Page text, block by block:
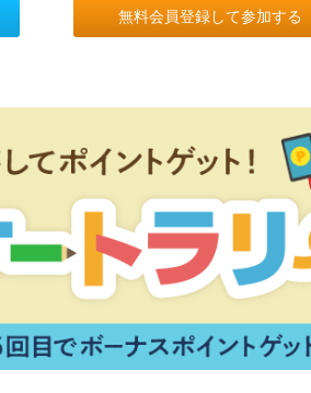
無料会員登録して参加する